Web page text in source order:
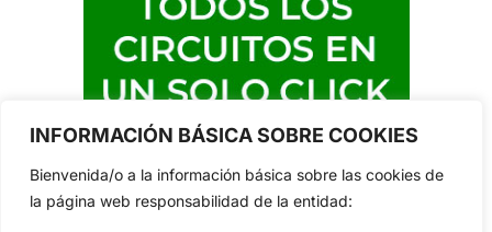
INFORMACIÓN BÁSICA SOBRE COOKIES
Bienvenida/o a la información básica sobre las cookies de
la página web responsabilidad de la entidad: